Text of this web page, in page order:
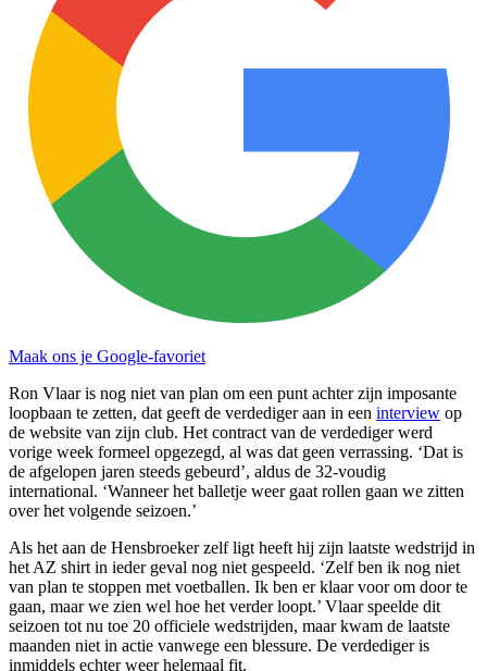
Maak ons je Google-favoriet
Ron Vlaar is nog niet van plan om een punt achter zijn imposante
loopbaan te zetten, dat geeft de verdediger aan in een interview op
de website van zijn club. Het contract van de verdediger werd
vorige week formeel opgezegd, al was dat geen verrassing. ‘Dat is
de afgelopen jaren steeds gebeurd’, aldus de 32-voudig
international. ‘Wanneer het balletje weer gaat rollen gaan we zitten
over het volgende seizoen.’
Als het aan de Hensbroeker zelf ligt heeft hij zijn laatste wedstrijd in
het AZ shirt in ieder geval nog niet gespeeld. ‘Zelf ben ik nog niet
van plan te stoppen met voetballen. Ik ben er klaar voor om door te
gaan, maar we zien wel hoe het verder loopt.’ Vlaar speelde dit
seizoen tot nu toe 20 officiele wedstrijden, maar kwam de laatste
maanden niet in actie vanwege een blessure. De verdediger is
inmiddels echter weer helemaal fit.